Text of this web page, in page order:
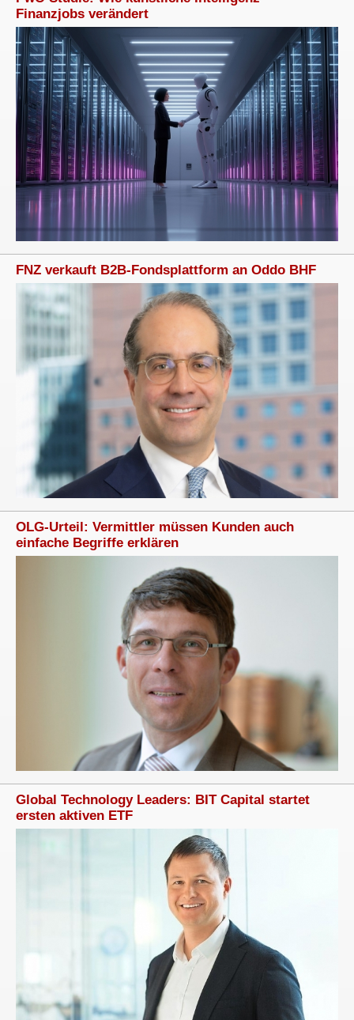
Finanzjobs verändert
FNZ verkauft B2B-Fondsplattform an Oddo BHF
OLG-Urteil: Vermittler müssen Kunden auch
einfache Begriffe erklären
Global Technology Leaders: BIT Capital startet
ersten aktiven ETF